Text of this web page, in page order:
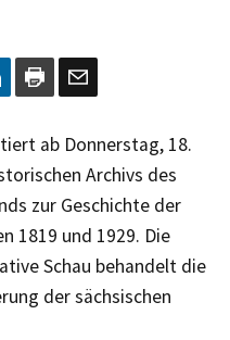
ab Donnerstag, 18.
Archivs des
zur Geschichte der
1819 und 1929. Die
Schau behandelt die
der sächsischen